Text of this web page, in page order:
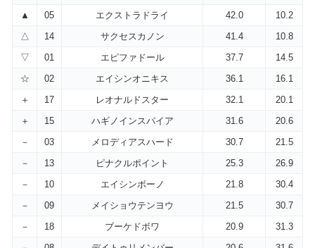
▲
05 エクストラドライ 42.0
10.2
△
14 サクセスカノン 41.4
10.8
▽
01 エピファドール 37.7
14.5
☆
02 エイシンオニキス 36.1
16.1
＋
17 レオナルドスター 32.1
20.1
＋
15 ハギノインスパイア 31.6
20.6
－
03 メロディアスハード 30.7
21.5
－
13 ピナクルポイント 25.3
26.9
－
10 エイシンボーノ 21.8
30.4
－
09 メイショウテンヨウ 21.5
30.7
－
18 ブーケドボワ 20.9
31.3